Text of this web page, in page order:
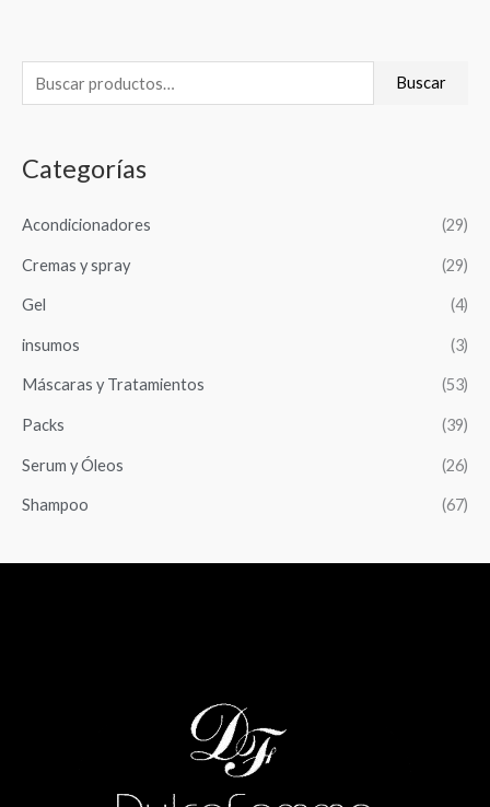
u
c
r
p
o
Buscar
Categorías
Acondicionadores (29)
Cremas y spray (29)
Gel (4)
insumos (3)
Máscaras y Tratamientos (53)
Packs (39)
Serum y Óleos (26)
Shampoo (67)